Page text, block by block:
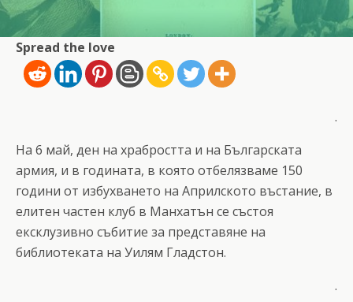
Spread the love
.
На 6 май, ден на храбростта и на Българската
армия, и в годината, в която отбелязваме 150
години от избухването на Априлското въстание, в
елитен частен клуб в Манхатън се състоя
ексклузивно събитие за представяне на
библиотеката на Уилям Гладстон.
.